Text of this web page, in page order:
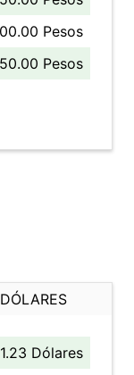
Pesos
Pesos
1.23 Dólares